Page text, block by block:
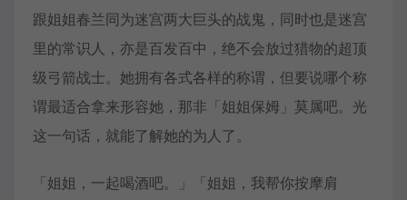
跟姐姐春兰同为迷宫两大巨头的战鬼，同时也是迷宫
里的常识人，亦是百发百中，绝不会放过猎物的超顶
级弓箭战士。她拥有各式各样的称谓，但要说哪个称
谓最适合拿来形容她，那非「姐姐保姆」莫属吧。光
这一句话，就能了解她的为人了。
「姐姐，一起喝酒吧。」「姐姐，我帮你按摩肩